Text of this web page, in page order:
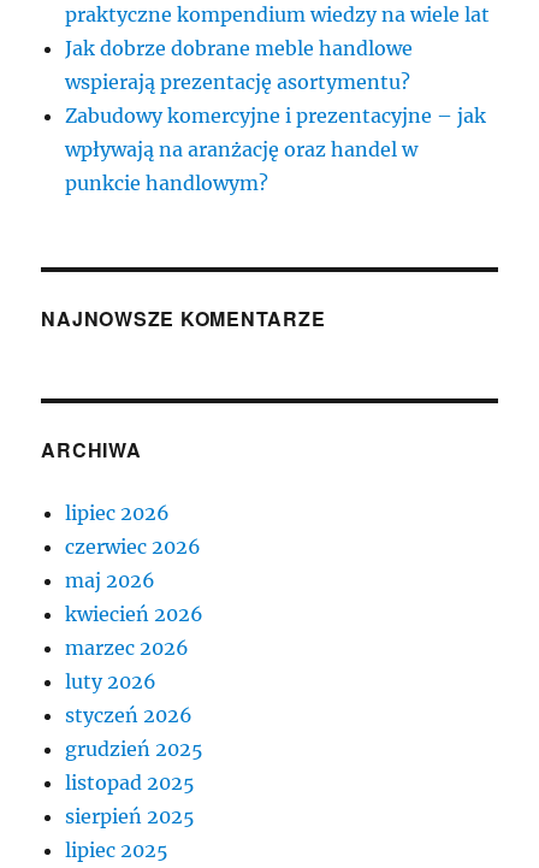
praktyczne kompendium wiedzy na wiele lat
Jak dobrze dobrane meble handlowe
wspierają prezentację asortymentu?
Zabudowy komercyjne i prezentacyjne – jak
wpływają na aranżację oraz handel w
punkcie handlowym?
NAJNOWSZE KOMENTARZE
ARCHIWA
lipiec 2026
czerwiec 2026
maj 2026
kwiecień 2026
marzec 2026
luty 2026
styczeń 2026
grudzień 2025
listopad 2025
sierpień 2025
lipiec 2025